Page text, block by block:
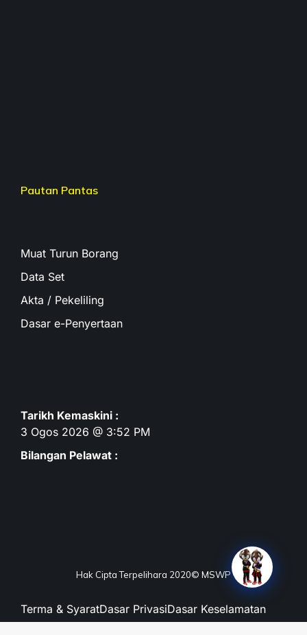
Pautan Pantas
Muat Turun Borang
Data Set
Akta / Pekeliling
Dasar e-Penyertaan
Tarikh Kemaskini :
3 Ogos 2026 @ 3:52 PM
Bilangan Pelawat :
Hak Cipta Terpelihara 2020© MSWP
Terma & SyaratDasar PrivasiDasar Keselamatan